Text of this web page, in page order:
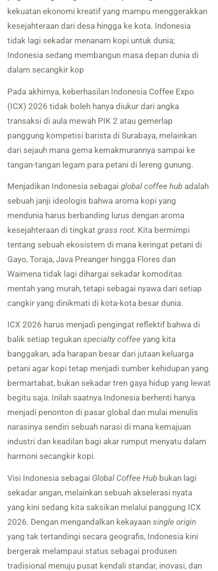
kekuatan ekonomi kreatif yang mampu menggerakkan
kesejahteraan dari desa hingga ke kota. Indonesia
tidak lagi sekadar menanam kopi untuk dunia;
Indonesia sedang membangun masa depan dunia di
dalam secangkir kop
Pada akhirnya, keberhasilan Indonesia Coffee Expo
(ICX) 2026 tidak boleh hanya diukur dari angka
transaksi di aula mewah PIK 2 atau gemerlap
panggung kompetisi barista di Surabaya, melainkan
dari sejauh mana gema kemakmurannya sampai ke
tangan-tangan legam para petani di lereng gunung.
Menjadikan Indonesia sebagai global coffee hub adalah
sebuah janji ideologis bahwa aroma kopi yang
mendunia harus berbanding lurus dengan aroma
kesejahteraan di tingkat grass root. Kita bermimpi
tentang sebuah ekosistem di mana keringat petani di
Gayo, Toraja, Java Preanger hingga Flores dan
Waimena tidak lagi dihargai sekadar komoditas
mentah yang murah, tetapi sebagai nyawa dari setiap
cangkir yang dinikmati di kota-kota besar dunia.
ICX 2026 harus menjadi pengingat reflektif bahwa di
balik setiap tegukan specialty coffee yang kita
banggakan, ada harapan besar dari jutaan keluarga
petani agar kopi tetap menjadi sumber kehidupan yang
bermartabat, bukan sekadar tren gaya hidup yang lewat
begitu saja. Inilah saatnya Indonesia berhenti hanya
menjadi penonton di pasar global dan mulai menulis
narasinya sendiri sebuah narasi di mana kemajuan
industri dan keadilan bagi akar rumput menyatu dalam
harmoni secangkir kopi.
Visi Indonesia sebagai Global Coffee Hub bukan lagi
sekadar angan, melainkan sebuah akselerasi nyata
yang kini sedang kita saksikan melalui panggung ICX
2026. Dengan mengandalkan kekayaan single origin
yang tak tertandingi secara geografis, Indonesia kini
bergerak melampaui status sebagai produsen
tradisional menuju pusat kendali standar, inovasi, dan